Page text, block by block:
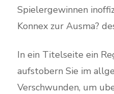
Spielergewinnen
Konnex zur Ausma?
In ein Titelseite ein
aufstobern Sie im
Verschwunden, um